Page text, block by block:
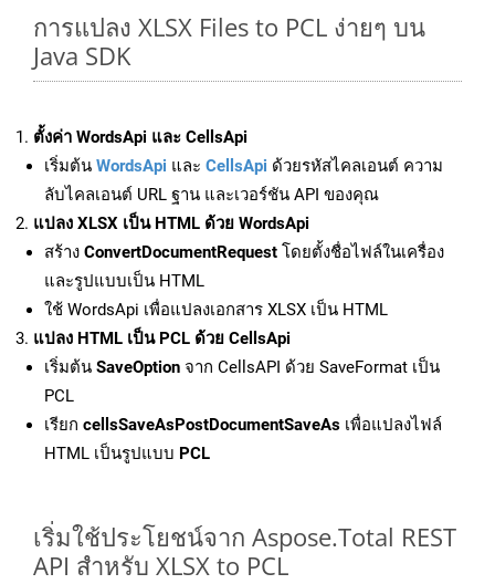
การแปลง XLSX Files to PCL ง่ายๆ บน
Java SDK
ตั้งค่า WordsApi และ CellsApi
เริ่มต้น WordsApi และ CellsApi ด้วยรหัสไคลเอนต์ ความ
ลับไคลเอนต์ URL ฐาน และเวอร์ชัน API ของคุณ
แปลง XLSX เป็น HTML ด้วย WordsApi
สร้าง ConvertDocumentRequest โดยตั้งชื่อไฟล์ในเครื่อง
และรูปแบบเป็น HTML
ใช้ WordsApi เพื่อแปลงเอกสาร XLSX เป็น HTML
แปลง HTML เป็น PCL ด้วย CellsApi
เริ่มต้น SaveOption จาก CellsAPI ด้วย SaveFormat เป็น
PCL
เรียก cellsSaveAsPostDocumentSaveAs เพื่อแปลงไฟล์
HTML เป็นรูปแบบ PCL
เริ่มใช้ประโยชน์จาก Aspose.Total REST
API สำหรับ XLSX to PCL